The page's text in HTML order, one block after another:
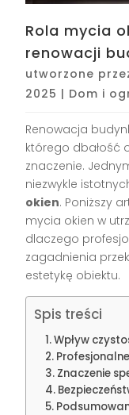
Rola mycia
renowacji
utworzone
2025 | Dom i
Renowacja
którego dbałość
znaczenie.
niezwykle
okien. Poniższy
mycia okien w
dlaczego
zagadnienia
estetykę obiektu.
Spis treści
Wpływ
Znaczenie